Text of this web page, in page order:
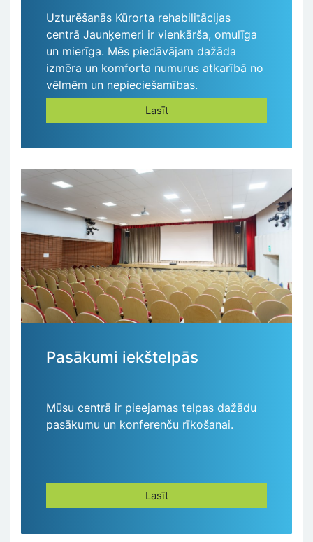
Uzturēšanās Kūrorta rehabilitācijas
centrā Jaunķemeri ir vienkārša, omulīga
un mierīga. Mēs piedāvājam dažāda
izmēra un komforta numurus atkarībā no
vēlmēm un nepieciešamības.
Lasīt
Pasākumi iekštelpās
Mūsu centrā ir pieejamas telpas dažādu
pasākumu un konferenču rīkošanai.
Lasīt